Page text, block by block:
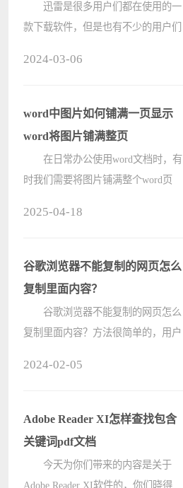
迅雷是很多用户们都在使用的一
款下载软件，但是也有不少的用户们
求无法下载。下面就让本站来为用户
们????
2024-03-06
word中图片如何铺满一页显示
word将图片铺满整页
在日常办公使用word文档时，有
时我们需要将图片铺满整个word页
档的图片铺满整个页面呢？接下来就
给大家????
2025-04-18
谷歌浏览器不能复制的网页怎么
复制里面内容？
谷歌浏览器不能复制的网页怎么
复制里面内容？方法很简单的，用户
为用户们来仔细的介绍一下谷歌浏览
器不????
2024-02-05
Adobe Reader XI怎样查找包含
关键词pdf文档
今天为你们带来的内容是关于
Adobe Reader XI软件的，你们晓得